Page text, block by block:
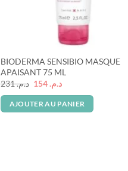
BIODERMA SENSIBIO MASQUE
APAISANT 75 ML
د.م.231
Le
initial
était :
د.م.154
Le
actuel
est :
AJOUTER AU PANIER